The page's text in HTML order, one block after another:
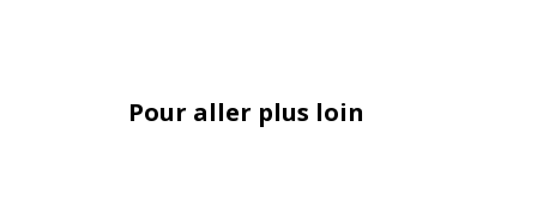
Pour aller plus loin